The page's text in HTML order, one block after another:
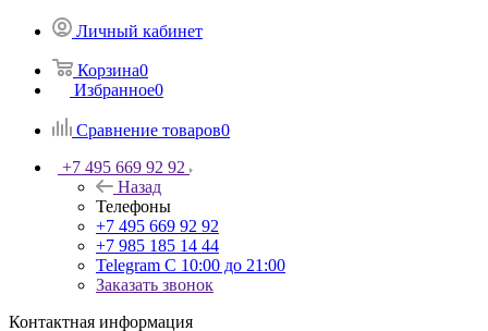
Личный кабинет
Корзина0
Избранное0
Сравнение товаров0
+7 495 669 92 92
Назад
Телефоны
+7 495 669 92 92
+7 985 185 14 44
Telegram С 10:00 до 21:00
Заказать звонок
Контактная информация